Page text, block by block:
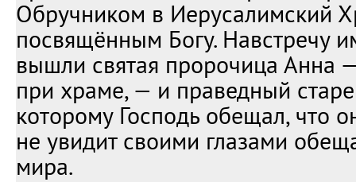
Обручником в Иерусалимский
посвящённым Богу. Навстречу
вышли святая пророчица Анна
при храме, — и праведный
которому Господь обещал, что
не увидит своими глазами
мира.